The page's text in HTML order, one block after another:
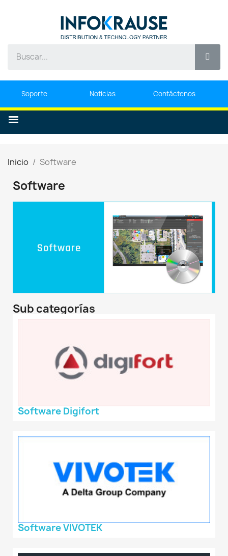
Soporte Noticias Contáctenos
Inicio Software
Software
Sub categorías
Software Digifort
Software VIVOTEK